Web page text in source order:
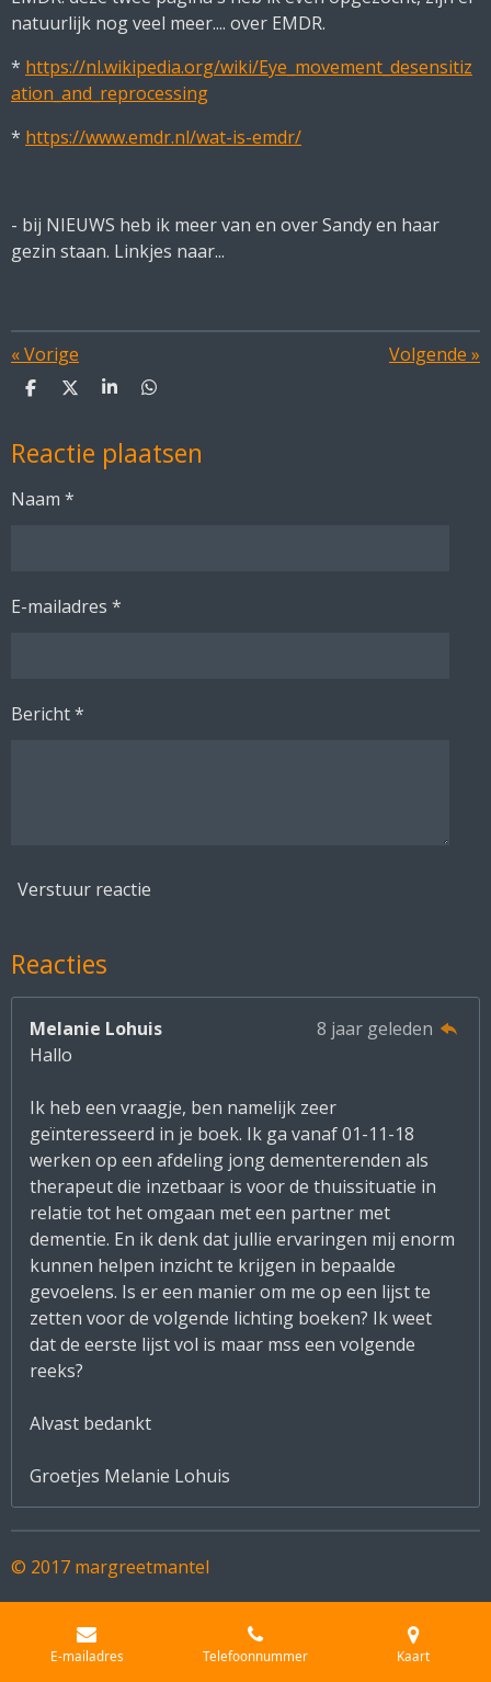
natuurlijk nog veel meer.... over EMDR.
* https://nl.wikipedia.org/wiki/Eye_movement_desensitiz
ation_and_reprocessing
* https://www.emdr.nl/wat-is-emdr/
- bij NIEUWS heb ik meer van en over Sandy en haar
gezin staan. Linkjes naar...
«Vorige Volgende »
D
e
n
D
l
S
r
e
D
e
n
Reactie plaatsen
Naam *
E-mailadres *
Bericht *
Verstuur reactie
Reacties
Melanie Lohuis
8 jaar geleden
Hallo
Ik heb een vraagje, ben namelijk zeer
geïnteresseerd in je boek. Ik ga vanaf 01-11-18
werken op een afdeling jong dementerenden als
therapeut die inzetbaar is voor de thuissituatie in
relatie tot het omgaan met een partner met
dementie. En ik denk dat jullie ervaringen mij enorm
kunnen helpen inzicht te krijgen in bepaalde
gevoelens. Is er een manier om me op een lijst te
zetten voor de volgende lichting boeken? Ik weet
dat de eerste lijst vol is maar mss een volgende
reeks?
Alvast bedankt
Groetjes Melanie Lohuis
© 2017 margreetmantel
E-mailadres Telefoonnummer Kaart